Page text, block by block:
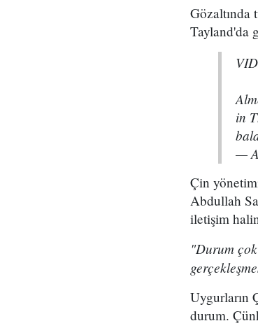
Gözaltında
Tayland'da
in
—
Çin
Abdullah
iletişim
"Durum
Uygurların
durum.